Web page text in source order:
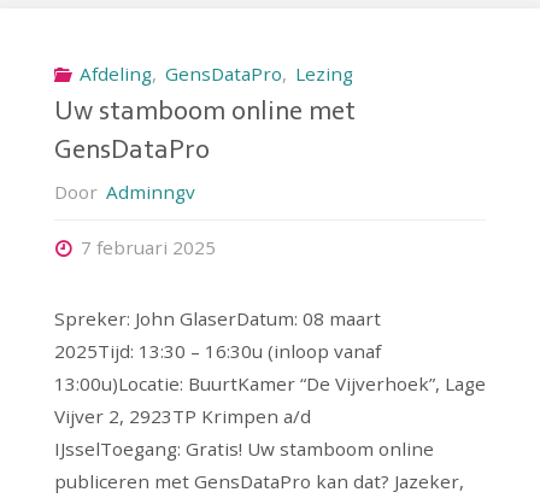
Afdeling, GensDataPro, Lezing
Uw stamboom online met
GensDataPro
Door Adminngv
7 februari 2025
Spreker: John GlaserDatum: 08 maart
2025Tijd: 13:30 – 16:30u (inloop vanaf
13:00u)Locatie: BuurtKamer “De Vijverhoek”, Lage
Vijver 2, 2923TP Krimpen a/d
IJsselToegang: Gratis! Uw stamboom online
publiceren met GensDataPro kan dat? Jazeker,